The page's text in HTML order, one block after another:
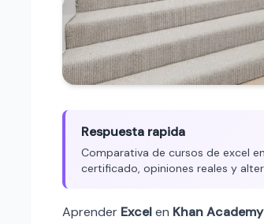
Respuesta rapida
Comparativa de cursos de excel
certificado, opiniones reales y
Aprender Excelen Khan Academy